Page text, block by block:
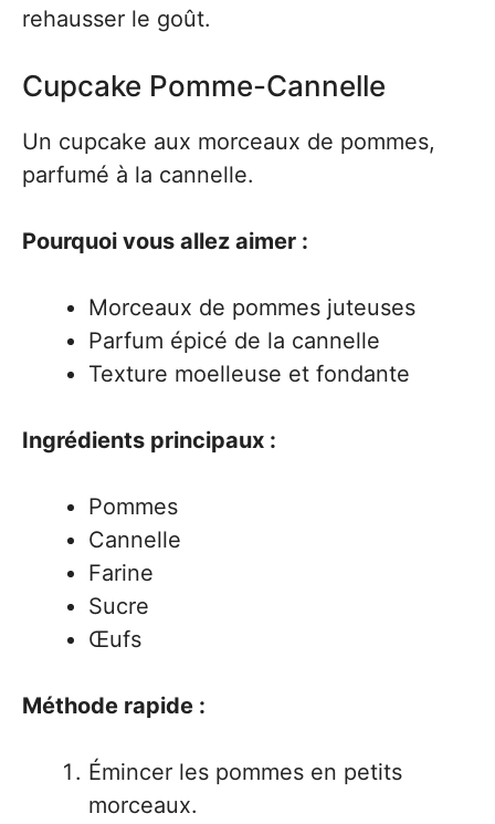
rehausser le goût.
Cupcake Pomme-Cannelle
Un cupcake aux morceaux de pommes,
parfumé à la cannelle.
Pourquoi vous allez aimer :
Morceaux de pommes juteuses
Parfum épicé de la cannelle
Texture moelleuse et fondante
Ingrédients principaux :
Pommes
Cannelle
Farine
Sucre
Œufs
Méthode rapide :
Émincer les pommes en petits
morceaux.